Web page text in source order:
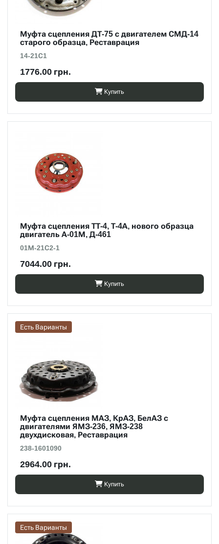
Муфта сцепления ДТ-75 с двигателем СМД-14
старого образца, Реставрация
14-21С1
1776.00 грн.
Купить
Муфта сцепления ТТ-4, Т-4А, нового образца
двигатель А-01М, Д-461
01М-21С2-1
7044.00 грн.
Купить
Есть Варианты
Муфта сцепления МАЗ, КрАЗ, БелАЗ с
двигателями ЯМЗ-236, ЯМЗ-238
двухдисковая, Реставрация
238-1601090
2964.00 грн.
Купить
Есть Варианты